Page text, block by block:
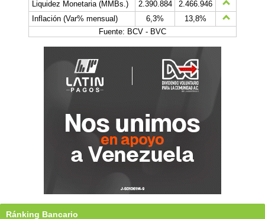
Liquidez Monetaria (MMBs.)
2.390.884
2.466.946
Inflación (Var% mensual)
6,3%
13,8%
Fuente: BCV - BVC
Ránking Bancario